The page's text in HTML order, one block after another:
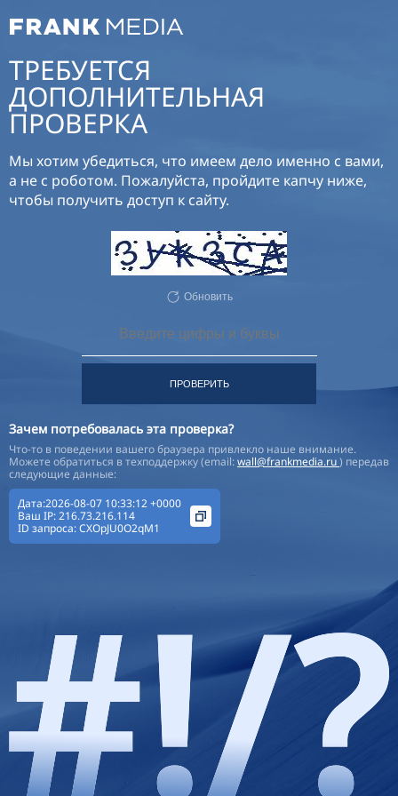
ТРЕБУЕТСЯ
ДОПОЛНИТЕЛЬНАЯ
ПРОВЕРКА
Мы хотим убедиться, что имеем дело именно с вами,
а не с роботом. Пожалуйста, пройдите капчу ниже,
чтобы получить доступ к сайту.
Обновить
ПРОВЕРИТЬ
Зачем потребовалась эта проверка?
Что-то в поведении вашего браузера привлекло наше внимание.
Можете обратиться в техподдержку (email:wall@frankmedia.ru) передав
следующие данные:
Дата:2026-08-07 10:33:12 +0000
Ваш IP:216.73.216.114
ID запроса:CXOpJU0O2qM1